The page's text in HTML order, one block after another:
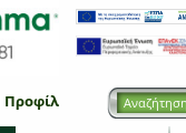
Προφίλ